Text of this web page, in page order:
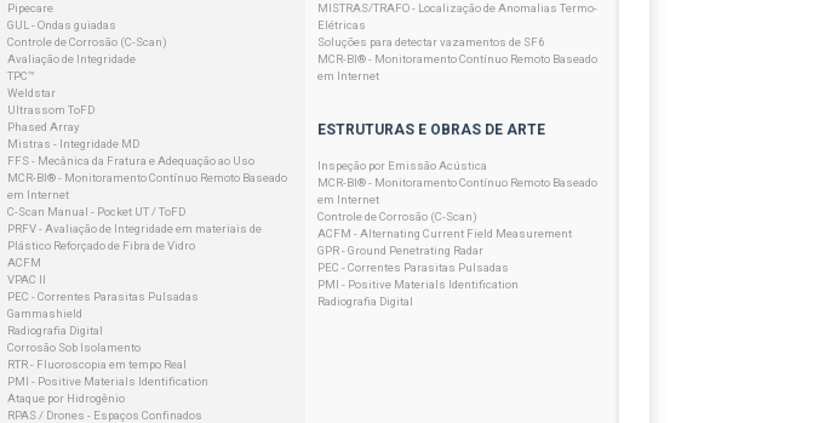
Pipecare
GUL - Ondas guiadas
Controle de Corrosão (C-Scan)
Avaliação de Integridade
TPC™
Weldstar
Ultrassom ToFD
Phased Array
Mistras - Integridade MD
FFS - Mecânica da Fratura e Adequação ao Uso
MCR-BI® - Monitoramento Contínuo Remoto Baseado
em Internet
C-Scan Manual - Pocket UT / ToFD
PRFV - Avaliação de Integridade em materiais de
Plástico Reforçado de Fibra de Vidro
ACFM
VPAC II
PEC - Correntes Parasitas Pulsadas
Gammashield
Radiografia Digital
Corrosão Sob Isolamento
RTR - Fluoroscopia em tempo Real
PMI - Positive Materials Identification
Ataque por Hidrogênio
RPAS / Drones - Espaços Confinados
MISTRAS/TRAFO - Localização de Anomalias Termo-
Elétricas
Soluções para detectar vazamentos de SF6
MCR-BI® - Monitoramento Contínuo Remoto Baseado
em Internet
ESTRUTURAS E OBRAS DE ARTE
Inspeção por Emissão Acústica
MCR-BI® - Monitoramento Contínuo Remoto Baseado
em Internet
Controle de Corrosão (C-Scan)
ACFM - Alternating Current Field Measurement
GPR - Ground Penetrating Radar
PEC - Correntes Parasitas Pulsadas
PMI - Positive Materials Identification
Radiografia Digital